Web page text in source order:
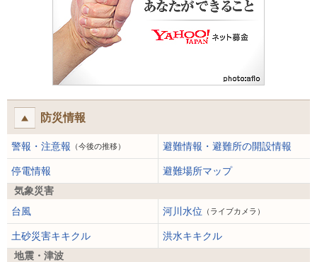
防災情報
警報・注意報 （今後の推移） 避難情報・避難所の開設情報
停電情報
避難場所マップ
気象災害
台風
河川水位 （ライブカメラ）
土砂災害キキクル
洪水キキクル
地震・津波